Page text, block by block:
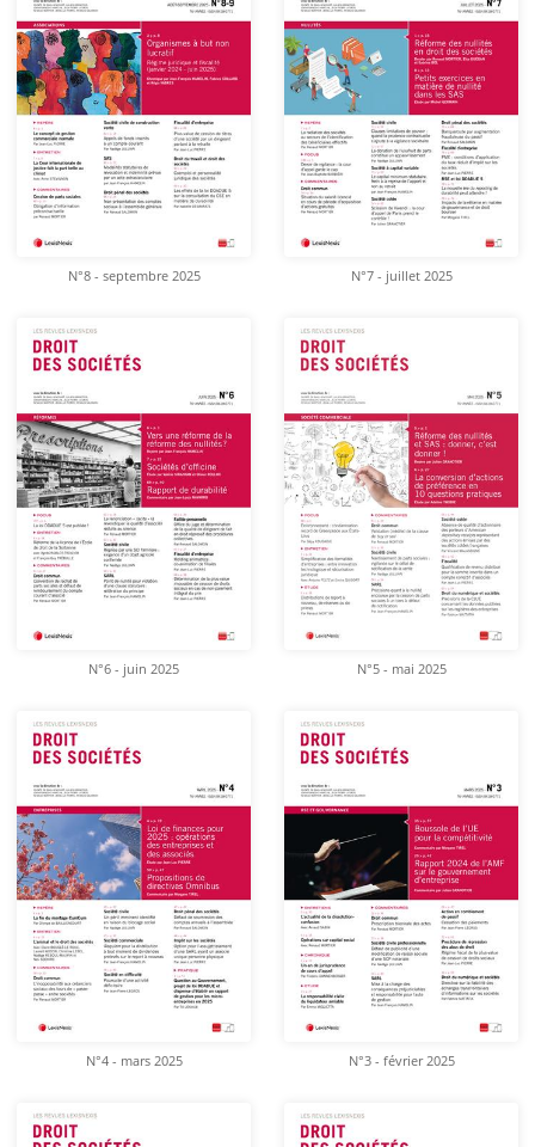
N°8 - septembre 2025 N°7 - juillet 2025
N°6 - juin 2025 N°5 - mai 2025
N°4 - mars 2025 N°3 - février 2025